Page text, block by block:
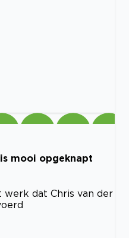
mooi opgeknapt
dat Chris van der